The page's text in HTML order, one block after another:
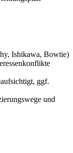
Ishikawa, Bowtie)
ggf.
und